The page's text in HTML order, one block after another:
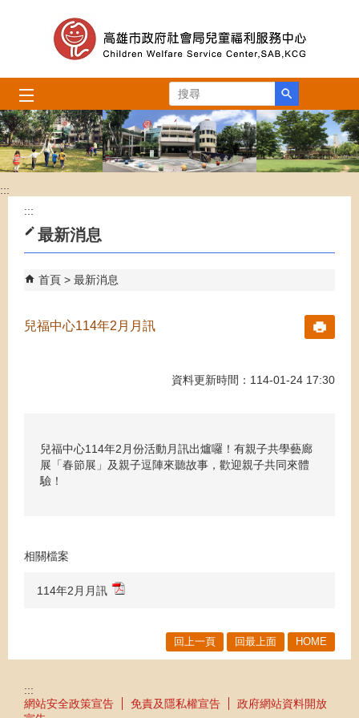
跳到主要內容區塊
搜尋
:::
:::
最新消息
首頁 最新消息
兒福中心114年2月月訊
資料更新時間：114-01-24 17:30
兒福中心114年2月份活動月訊出爐囉！有親子共學藝廊
展「春節展」及親子逗陣來聽故事，歡迎親子共同來體
驗！
相關檔案
114年2月月訊
回上一頁 回最上面 HOME
:::
網站安全政策宣告
免責及隱私權宣告
政府網站資料開放